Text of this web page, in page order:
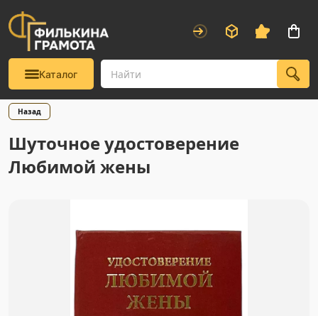
Каталог
Назад
Шуточное удостоверение
Любимой жены